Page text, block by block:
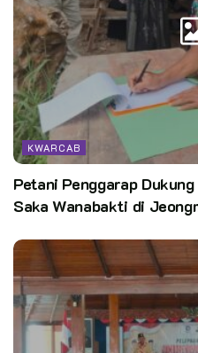
“Tetap jaga kesehatan, jaga
juga kwartir ranting. Karena
nasional bukan lagi mewakili
pun daerah,” tutur dari kak
Kwarran Cibinong.
Kata Kunci: kwarcab kabupaten
KWARCAB
Petani Penggarap
Saka Wanabakti di